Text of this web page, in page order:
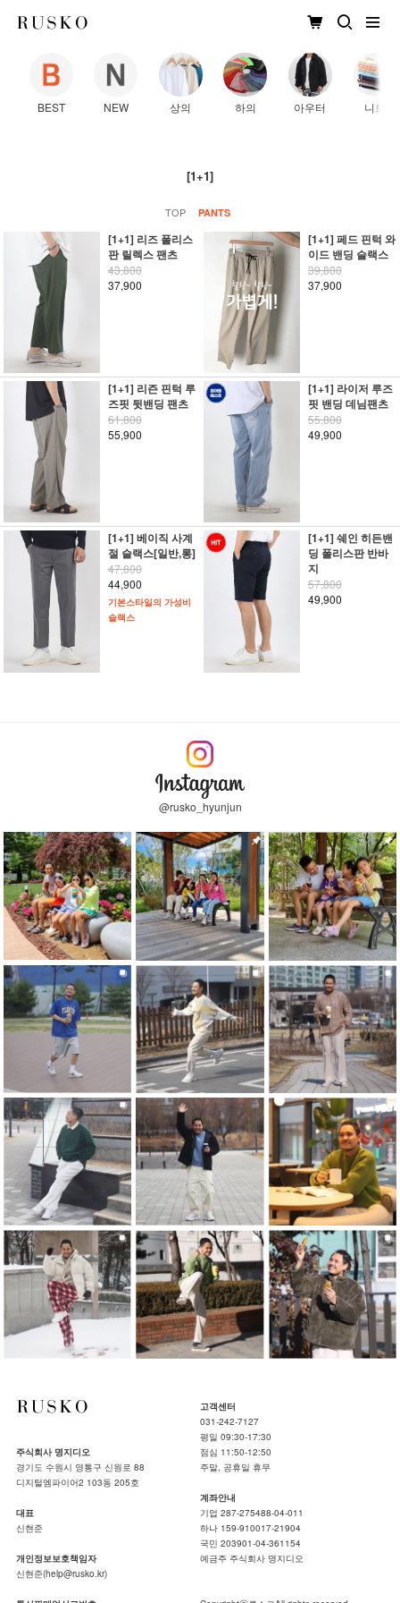
BEST NEW 상의 하의 아우터 니트
[1+1]
TOP PANTS
[1+1] 리즈 폴리스
판 릴렉스 팬츠
43,800
37,900
[1+1] 페드 핀턱 와
이드 밴딩 슬랙스
39,800
37,900
[1+1] 리즌 핀턱 루
즈핏 뒷밴딩 팬츠
61,800
55,900
[1+1] 라이저 루즈
핏 밴딩 데님팬츠
55,800
49,900
[1+1] 베이직 사계
절 슬랙스[일반,롱]
47,800
44,900
기본스타일의 가성비
슬랙스
[1+1] 쉐인 히든밴
딩 폴리스판 반바
지
57,800
49,900
@rusko_hyunjun
주식회사 명지디오
경기도 수원시 영통구 신원로 88
디지털엠파이어2 103동 205호
대표
신현준
개인정보보호책임자
신현준(help@rusko.kr)
고객센터
031-242-7127
평일 09:30-17:30
점심 11:50-12:50
주말, 공휴일 휴무
계좌안내
기업 287-275488-04-011
하나 159-910017-21904
국민 203901-04-361154
예금주 주식회사 명지디오